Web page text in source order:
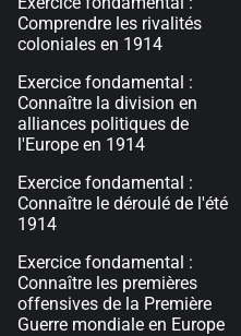
Comprendre les rivalités
coloniales en 1914
Exercice fondamental :
Connaître la division en
alliances politiques de
l'Europe en 1914
Exercice fondamental :
Connaître le déroulé de l'été
1914
Exercice fondamental :
Connaître les premières
offensives de la Première
Guerre mondiale en Europe